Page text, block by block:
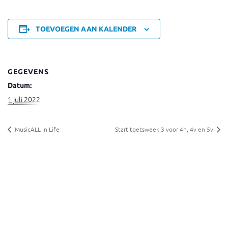
TOEVOEGEN AAN KALENDER
GEGEVENS
Datum:
1 juli 2022
MusicALL in Life Start toetsweek 3 voor 4h, 4v en 5v